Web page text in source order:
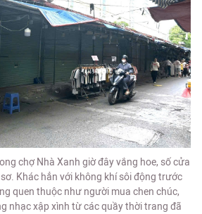
chợ Nhà Xanh giờ đây vắng hoe, số cửa
Khác hẳn với không khí sôi động trước
quen thuộc như người mua chen chúc,
nhạc xập xình từ các quầy thời trang đã